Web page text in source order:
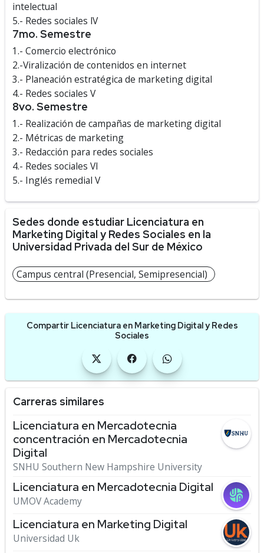
intelectual
5.- Redes sociales lV
7mo. Semestre
1.- Comercio electrónico
2.-Viralización de contenidos en internet
3.- Planeación estratégica de marketing digital
4.- Redes sociales V
8vo. Semestre
1.- Realización de campañas de marketing digital
2.- Métricas de marketing
3.- Redacción para redes sociales
4.- Redes sociales Vl
5.- Inglés remedial V
Sedes donde estudiar Licenciatura en
Marketing Digital y Redes Sociales en la
Universidad Privada del Sur de México
Campus central (Presencial, Semipresencial)
Compartir Licenciatura en Marketing Digital y Redes
Sociales
Carreras similares
Licenciatura en Mercadotecnia
concentración en Mercadotecnia
Digital
SNHU Southern New Hampshire University
Licenciatura en Mercadotecnia Digital
UMOV Academy
Licenciatura en Marketing Digital
Universidad Uk